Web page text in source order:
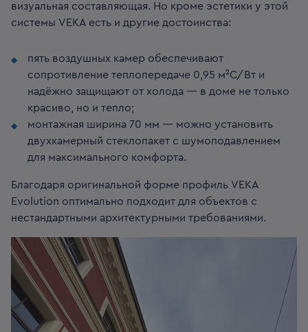
визуальная составляющая. Но кроме эстетики у этой
системы VEKA есть и другие достоинства:
пять воздушных камер обеспечивают
сопротивление теплопередаче 0,95 м²С/Вт и
надёжно защищают от холода — в доме не только
красиво, но и тепло;
монтажная ширина 70 мм — можно установить
двухкамерный стеклопакет с шумоподавлением
для максимального комфорта.
Благодаря оригинальной форме профиль VEKA
Evolution оптимально подходит для объектов с
нестандартными архитектурными требованиями.